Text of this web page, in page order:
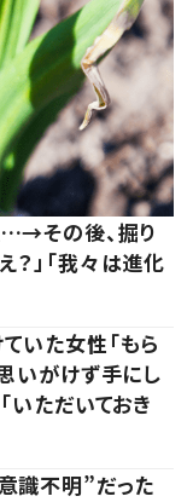
その後、掘り
」「我々は進化
いた女性「もら
いがけず手にし
いただいておき
識不明”だった